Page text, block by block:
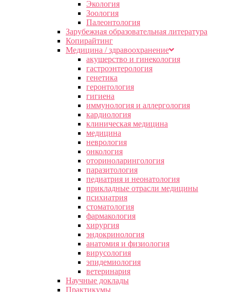
Экология
Зоология
Палеонтология
Зарубежная образовательная литература
Копирайтинг
Медицина / здравоохранение
акушерство и гинекология
гастроэнтерология
генетика
геронтология
гигиена
иммунология и аллергология
кардиология
клиническая медицина
медицина
неврология
онкология
оториноларингология
паразитология
педиатрия и неонатология
прикладные отрасли медицины
психиатрия
стоматология
фармакология
хирургия
эндокринология
анатомия и физиология
вирусология
эпидемиология
ветеринария
Научные доклады
Практикумы